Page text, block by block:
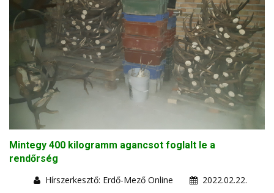
Mintegy 400 kilogramm agancsot foglalt le a
rendőrség
Hírszerkesztő: Erdő-Mező Online
2022.02.22.